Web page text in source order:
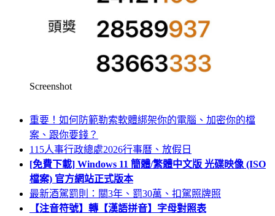
Screenshot
重要！如何防範勒索軟體綁架你的電腦、加密你的檔
案、跟你要錢？
115人事行政總處2026行事曆、放假日
[免費下載] Windows 11 簡體/繁體中文版 光碟映像 (ISO
檔案) 官方網站正式版本
最新酒駕罰則：關3年、罰30萬、扣駕照牌照
【注音符號】轉【漢語拼音】字母對照表